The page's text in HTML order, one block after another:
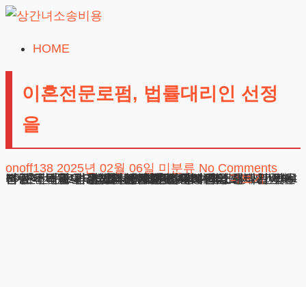
Skip
content
간
송
비
HOME
이혼전문로펌, 법률대리인 선정
을
onoff138 2025년 02월 06일 미분류 No Comments
이혼전문로펌, 법률대리인 선정을 안녕하세요. 법무법인 테헤란 변호사입니다. 혼인관계 해소를 고민하는 분들이 법률대리인을 선정할 때 어려움을 느끼는 것을 자주 목격합니다. 오늘은 이혼전문로펌의 선택기준부터 사건처리 과정까지 상세히 안내해드리고자 합니다. 이혼전문로펌, 법률상담의 중요성과 필요성 사건의 성공적 해결을 위해서는 초기 법률상담이더보기
상호 : 법무법인 테헤란
사업자 : 589-86-01340
대표자 : 이수학
주소 : 서울시 강남구 테헤란로 420, KT선릉타워West 9층
광고책임변호사 : 이수학